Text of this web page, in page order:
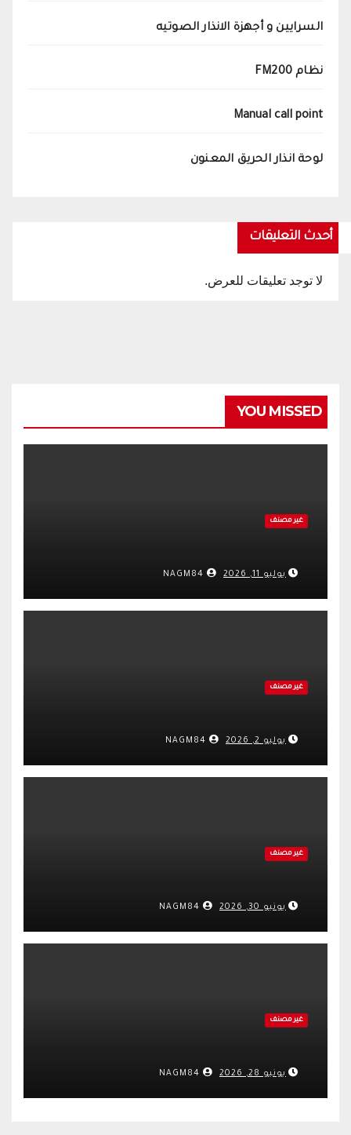
السرايين و أجهزة الانذار الصوتيه
نظام FM200
Manual call point
لوحة انذار الحريق المعنون
أحدث التعليقات
لا توجد تعليقات للعرض.
YOU MISSED
غير مصنف
يوليو 11, 2026
غير مصنف
يوليو 2, 2026
غير مصنف
يونيو 30, 2026
غير مصنف
يونيو 28, 2026